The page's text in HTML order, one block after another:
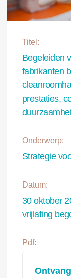
Titel:
Begeleiden
fabrikanten
prestaties,
Onderwerp:
Strategie
Datum:
30 oktober
vrijlating
Pdf: